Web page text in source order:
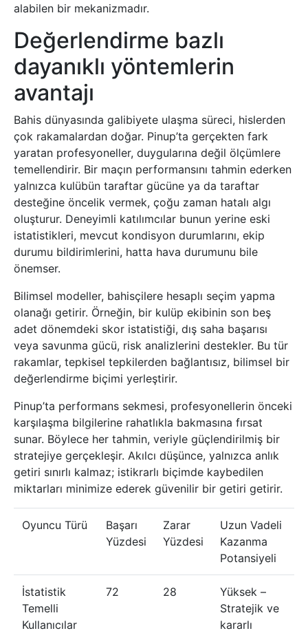
alabilen bir mekanizmadır.
Değerlendirme bazlı
dayanıklı yöntemlerin
avantajı
Bahis dünyasında galibiyete ulaşma süreci, hislerden
çok rakamalardan doğar. Pinup’ta gerçekten fark
yaratan profesyoneller, duygularına değil ölçümlere
temellendirir. Bir maçın performansını tahmin ederken
yalnızca kulübün taraftar gücüne ya da taraftar
desteğine öncelik vermek, çoğu zaman hatalı algı
oluşturur. Deneyimli katılımcılar bunun yerine eski
istatistikleri, mevcut kondisyon durumlarını, ekip
durumu bildirimlerini, hatta hava durumunu bile
önemser.
Bilimsel modeller, bahisçilere hesaplı seçim yapma
olanağı getirir. Örneğin, bir kulüp ekibinin son beş
adet dönemdeki skor istatistiği, dış saha başarısı
veya savunma gücü, risk analizlerini destekler. Bu tür
rakamlar, tepkisel tepkilerden bağlantısız, bilimsel bir
değerlendirme biçimi yerleştirir.
Pinup’ta performans sekmesi, profesyonellerin önceki
karşılaşma bilgilerine rahatlıkla bakmasına fırsat
sunar. Böylece her tahmin, veriyle güçlendirilmiş bir
stratejiye gerçekleşir. Akılcı düşünce, yalnızca anlık
getiri sınırlı kalmaz; istikrarlı biçimde kaybedilen
miktarları minimize ederek güvenilir bir getiri getirir.
Oyuncu Türü
Başarı
Yüzdesi
Zarar
Yüzdesi
Uzun Vadeli
Kazanma
Potansiyeli
İstatistik
Temelli
Kullanıcılar
72 28
Yüksek –
Stratejik ve
kararlı